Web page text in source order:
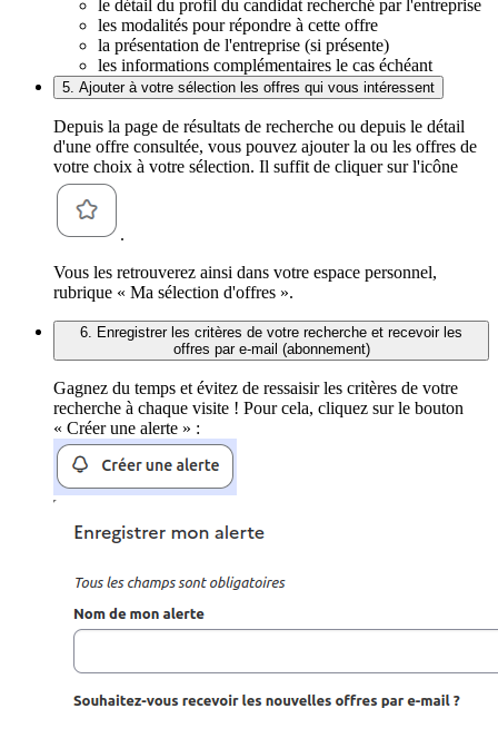
le détail du profil du candidat recherché par l'entreprise
les modalités pour répondre à cette offre
la présentation de l'entreprise (si présente)
les informations complémentaires le cas échéant
5. Ajouter à votre sélection les offres qui vous intéressent
Depuis la page de résultats de recherche ou depuis le détail
d'une offre consultée, vous pouvez ajouter la ou les offres de
votre choix à votre sélection. Il suffit de cliquer sur l'icône
.
Vous les retrouverez ainsi dans votre espace personnel,
rubrique « Ma sélection d'offres ».
6. Enregistrer les critères de votre recherche et recevoir les
offres par e-mail (abonnement)
Gagnez du temps et évitez de ressaisir les critères de votre
recherche à chaque visite ! Pour cela, cliquez sur le bouton
« Créer une alerte » :